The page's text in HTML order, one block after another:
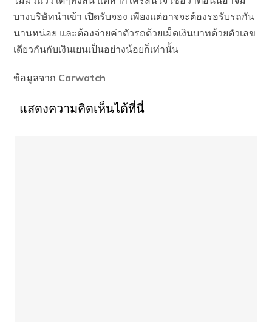
บางบริษัทนำเข้า เปิดรับจอง เพียงแต่อาจจะต้องรอรับรถกัน
นานหน่อย และต้องจ่ายค่าตัวรถด้วยเม็ดเงินบาทด้วยตัวเลข
เดียวกันกับเงินเยนเป็นอย่างน้อยก็เท่านั้น
ข้อมูลจาก Carwatch
แสดงความคิดเห็นได้ที่นี่